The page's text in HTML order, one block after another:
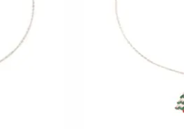
variations.
Les